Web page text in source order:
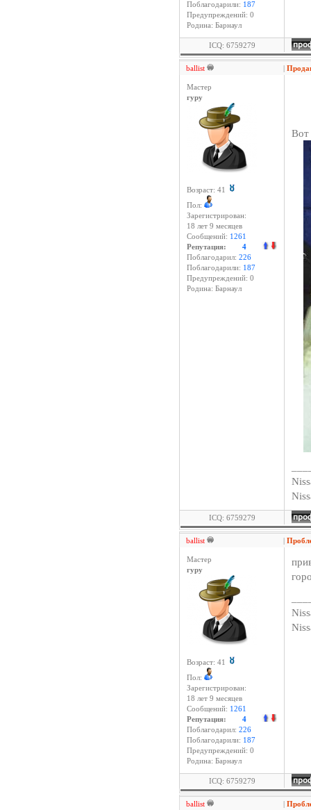
Поблагодарили: 187
Предупреждений: 0
Родина: Барнаул
ICQ: 6759279
ballist |
Мастер
гуру
Возраст: 41
Пол:
Зарегистрирован:
18 лет 9 месяцев
Сообщений: 1261
Репутация: 4
Поблагодарил: 226
Поблагодарили: 187
Предупреждений: 0
Родина: Барнаул
Вот
ICQ: 6759279
ballist |
Мастер
гуру
Возраст: 41
Пол:
Зарегистрирован:
18 лет 9 месяцев
Сообщений: 1261
Репутация: 4
Поблагодарил: 226
Поблагодарили: 187
Предупреждений: 0
Родина: Барнаул
ICQ: 6759279
ballist |